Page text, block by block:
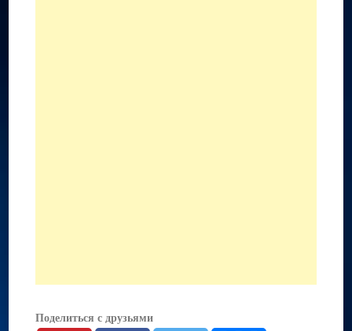
Поделиться с друзьями